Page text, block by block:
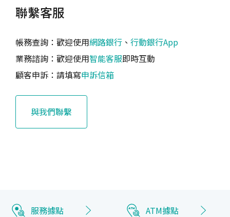
聯繫客服
帳務查詢：歡迎使用網路銀行 、 行動銀行App
業務諮詢：歡迎使用智能客服即時互動
顧客申訴：請填寫申訴信箱
與我們聯繫
服務據點
ATM據點